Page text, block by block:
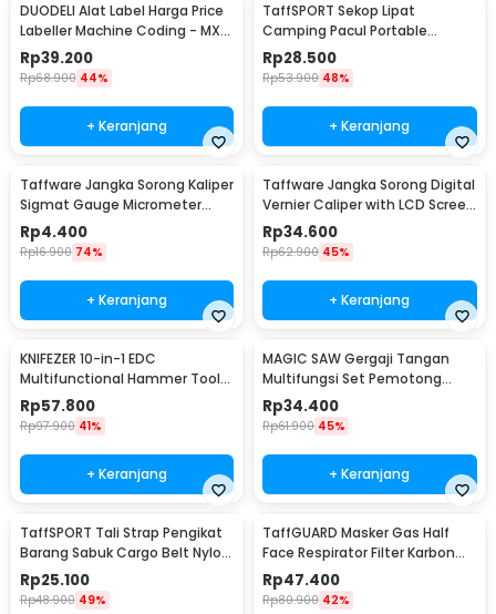
DUODELI Alat Label Harga Price
Labeller Machine Coding - MX-
5500
Rp39.200
Rp68.900 44%
+ Keranjang
TaffSPORT Sekop Lipat
Camping Pacul Portable
Tactical Survival 40cm - 101
Rp28.500
Rp53.900 48%
+ Keranjang
Taffware Jangka Sorong Kaliper
Sigmat Gauge Micrometer
150mm - QST-600
Rp4.400
Rp16.900 74%
+ Keranjang
Taffware Jangka Sorong Digital
Vernier Caliper with LCD Screen
150mm - JIGO-150
Rp34.600
Rp62.900 45%
+ Keranjang
KNIFEZER 10-in-1 EDC
Multifunctional Hammer Tool
for Camping Survival - WL-
9003
Rp57.800
Rp97.900 41%
+ Keranjang
MAGIC SAW Gergaji Tangan
Multifungsi Set Pemotong
Kayu Besi
Rp34.400
Rp61.900 45%
+ Keranjang
TaffSPORT Tali Strap Pengikat
Barang Sabuk Cargo Belt Nylon
5M - XR2
Rp25.100
Rp48.900 49%
TaffGUARD Masker Gas Half
Face Respirator Filter Karbon
Aktif KN95 - 6200
Rp47.400
Rp80.900 42%